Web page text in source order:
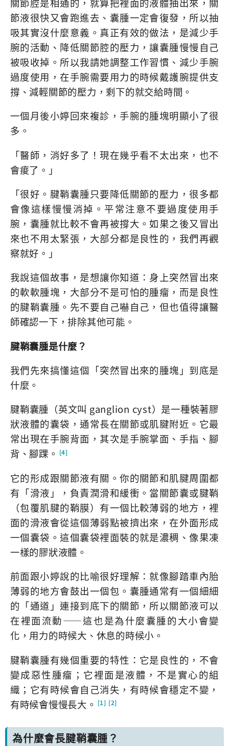
節液很快又會跑進去、囊腫一定會復發，所以抽
吸其實沒什麼意義。真正有效的做法，是減少手
腕的活動、降低關節腔的壓力，讓囊腫慢慢自己
被吸收掉。所以我請她調整工作習慣、減少手腕
過度使用，在手腕需要用力的時候戴護腕提供支
撐、減輕關節的壓力，剩下的就交給時間。
一個月後小婷回來複診，手腕的腫塊明顯小了很
多。
「醫師，消好多了！現在幾乎看不太出來，也不
會痠了。」
「很好。腱鞘囊腫只要降低關節的壓力，很多都
會像這樣慢慢消掉。平常注意不要過度使用手
腕，囊腫就比較不會再被撐大。如果之後又冒出
來也不用太緊張，大部分都是良性的，我們再觀
察就好。」
我說這個故事，是想讓你知道：身上突然冒出來
的軟軟腫塊，大部分不是可怕的腫瘤，而是良性
的腱鞘囊腫。先不要自己嚇自己，但也值得讓醫
師確認一下，排除其他可能。
腱鞘囊腫是什麼？
我們先來搞懂這個「突然冒出來的腫塊」到底是
什麼。
腱鞘囊腫（英文叫 ganglion cyst）是一種裝著膠
狀液體的囊袋，通常長在關節或肌腱附近。它最
常出現在手腕背面，其次是手腕掌面、手指、腳
背、腳踝。 [4]
它的形成跟關節液有關。你的關節和肌腱周圍都
有「滑液」，負責潤滑和緩衝。當關節囊或腱鞘
（包覆肌腱的鞘膜）有一個比較薄弱的地方，裡
面的滑液會從這個薄弱點被擠出來，在外面形成
一個囊袋。這個囊袋裡面裝的就是濃稠、像果凍
一樣的膠狀液體。
前面跟小婷說的比喻很好理解：就像腳踏車內胎
薄弱的地方會鼓出一個包。囊腫通常有一個細細
的「通道」連接到底下的關節，所以關節液可以
在裡面流動——這也是為什麼囊腫的大小會變
化，用力的時候大、休息的時候小。
腱鞘囊腫有幾個重要的特性：它是良性的，不會
變成惡性腫瘤；它裡面是液體，不是實心的組
織；它有時候會自己消失，有時候會穩定不變，
有時候會慢慢長大。 [1] [2]
為什麼會長腱鞘囊腫？